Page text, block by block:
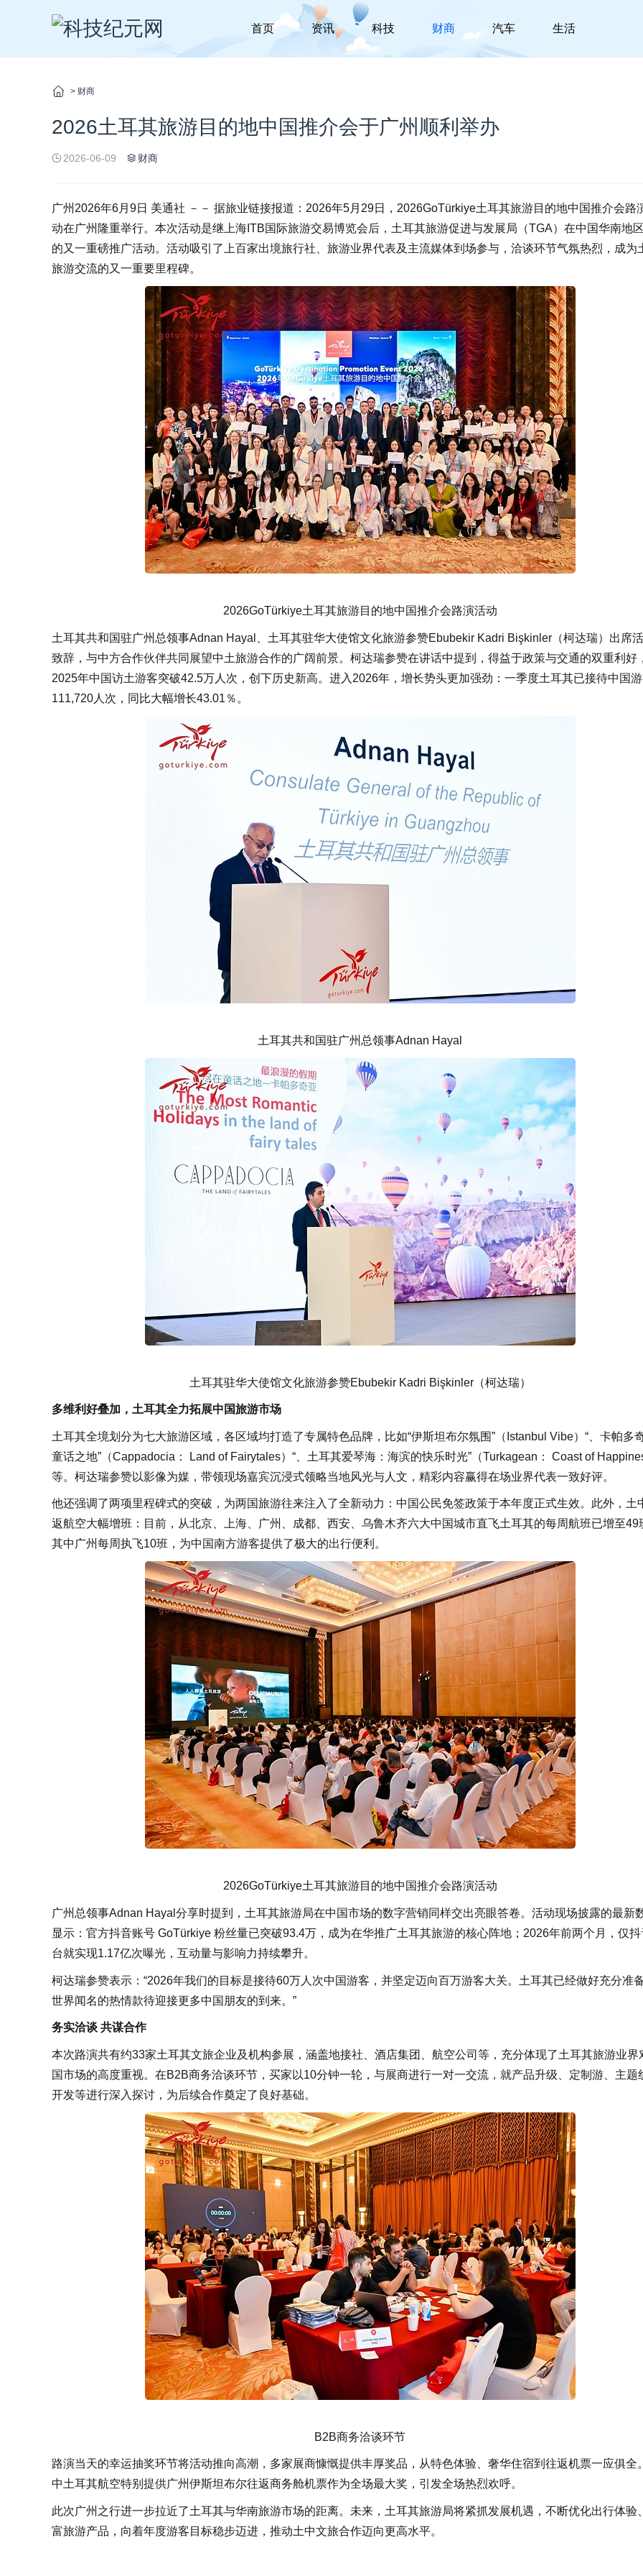
首页 资讯 科技 财商 汽车 生活
> 财商
2026土耳其旅游目的地中国推介会于广州顺利举办
2026-06-09 财商
广州 2026年6月9日 美通社 －－ 据旅业链接报道：2026年5月29日，2026GoTürkiye土耳其旅游目的地中国推介会路
动在广州隆重举行。本次活动是继上海ITB国际旅游交易博览会后，土耳其旅游促进与发展局（TGA）在中国华南地
的又一重磅推广活动。活动吸引了上百家出境旅行社、旅游业界代表及主流媒体到场参与，洽谈环节气氛热烈，成为
旅游交流的又一重要里程碑。
2026GoTürkiye土耳其旅游目的地中国推介会路演活动
土耳其共和国驻广州总领事Adnan Hayal、土耳其驻华大使馆文化旅游参赞Ebubekir Kadri Bişkinler（柯达瑞）出席
致辞，与中方合作伙伴共同展望中土旅游合作的广阔前景。柯达瑞参赞在讲话中提到，得益于政策与交通的双重利好
2025年中国访土游客突破42.5万人次，创下历史新高。进入2026年，增长势头更加强劲：一季度土耳其已接待中国
111,720人次，同比大幅增长43.01％。
土耳其共和国驻广州总领事Adnan Hayal
土耳其驻华大使馆文化旅游参赞Ebubekir Kadri Bişkinler（柯达瑞）
多维利好叠加，土耳其全力拓展中国旅游市场
土耳其全境划分为七大旅游区域，各区域均打造了专属特色品牌 ， 比如“伊斯坦布尔氛围”（Istanbul Vibe）“
卡帕多
童话之地”（Cappadocia： Land of Fairytales）“
土耳其爱琴海：海滨的快乐时光”（Turkagean： Coast of
等。柯达瑞参赞以影像为媒，带领现场嘉宾沉浸式领略当地风光与人文，精彩内容赢得在场业界代表一致好评。
他还强调了两项里程碑式的突破，为两国旅游往来注入了全新动力：中国公民免签政策于本年度正式生效。此外，土
返航空大幅增班：目前，从北京、上海、广州、成都、西安、乌鲁木齐六大中国城市直飞土耳其的每周航班已增至49
其中广州每周执飞10班，为中国南方游客提供了极大的出行便利。
2026GoTürkiye土耳其旅游目的地中国推介会路演活动
广州总领事Adnan Hayal分享时提到，土耳其旅游局在中国市场的数字营销同样交出亮眼答卷。活动现场披露的最新
显示：官方抖音账号 GoTürkiye 粉丝量已突破93.4万，成为在华推广土耳其旅游的核心阵地；2026年前两个月，仅
台就实现1.17亿次曝光，互动量与影响力持续攀升。
柯达瑞参赞表示：“2026年我们的目标是接待60万人次中国游客，并坚定迈向百万游客大关。土耳其已经做好充分准
世界闻名的热情款待迎接更多中国朋友的到来。”
务实洽谈 共谋合作
本次路演共有约33家土耳其文旅企业及机构参展，涵盖地接社、酒店集团、航空公司等，充分体现了土耳其旅游业界
国市场的高度重视。在B2B商务洽谈环节，买家以10分钟一轮，与展商进行一对一交流，就产品升级、定制游、主题
开发等进行深入探讨，为后续合作奠定了良好基础。
B2B商务洽谈环节
路演当天的幸运抽奖环节将活动推向高潮，多家展商慷慨提供丰厚奖品，从特色体验、奢华住宿到往返机票一应俱全
中土耳其航空特别提供广州伊斯坦布尔往返商务舱机票作为全场最大奖，引发全场热烈欢呼。
此次广州之行进一步拉近了土耳其与华南旅游市场的距离。未来 ， 土耳其旅游局将紧抓发展机遇，不断优化出行体验
富旅游产品，向着年度游客目标稳步迈进，推动土中文旅合作迈向更高水平。